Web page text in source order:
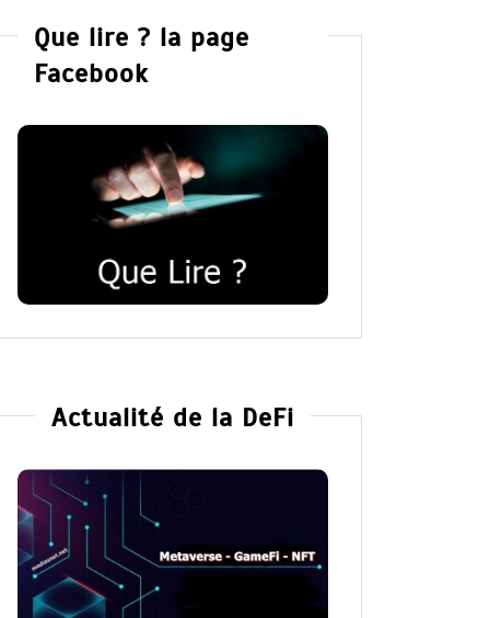
Que lire ? la page
Facebook
Actualité de la DeFi